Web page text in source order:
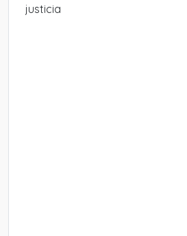
justicia